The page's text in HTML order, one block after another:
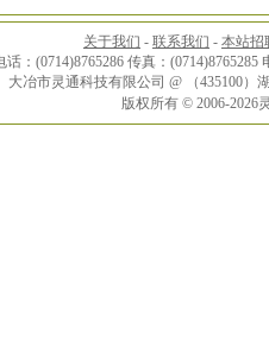
关于我们 - 联系我们 - 本站招
话：(0714)8765286 传真：(0714)8765285
大冶市灵通科技有限公司 @ （435100
版权所有 © 2006-2026